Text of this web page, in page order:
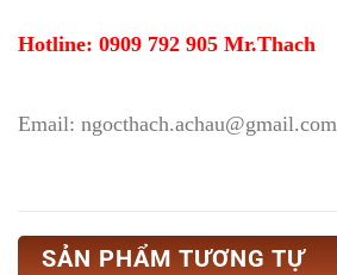
Hotline: 0909 792 905 Mr.Thach
Email: ngocthach.achau@gmail.com
SẢN PHẨM TƯƠNG TỰ